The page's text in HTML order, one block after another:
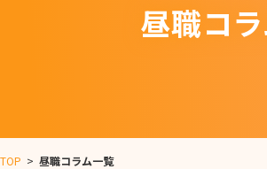
昼職コ
TOP > 昼職コラム一覧